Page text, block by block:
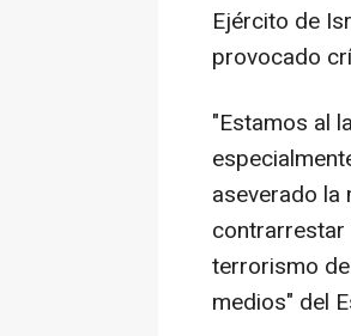
Ejército de
provocado
"Estamos al
aseverado la
contrarrestar
terrorismo
medios" del